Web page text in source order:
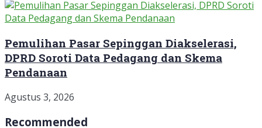
Pemulihan Pasar Sepinggan Diakselerasi,
DPRD Soroti Data Pedagang dan Skema
Pendanaan
Agustus 3, 2026
Recommended